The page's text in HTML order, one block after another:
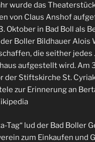
wurde das
von Claus Anshof
Oktober in Bad Boll als
Boller Bildhauer Alois
die seither jedes
aufgestellt wird. Am
der Stiftskirche St.
zur Erinnerung an
Tag“ lud der Bad Boller
zum Einkaufen und